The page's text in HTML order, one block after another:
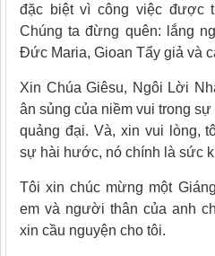
đặc biệt vì công việc được
Chúng ta đừng quên: lắng
Đức Maria, Gioan Tẩy giả và
Xin Chúa Giêsu, Ngôi Lời
ân sủng của niềm vui trong
quảng đại. Và, xin vui lòng,
sự hài hước, nó chính là sức
Tôi xin chúc mừng một
em và người thân của anh
xin cầu nguyện cho tôi.